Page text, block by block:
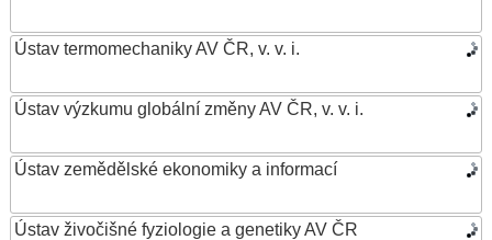
Ústav termomechaniky AV ČR, v. v. i.
Ústav výzkumu globální změny AV ČR, v. v. i.
Ústav zemědělské ekonomiky a informací
Ústav živočišné fyziologie a genetiky AV ČR